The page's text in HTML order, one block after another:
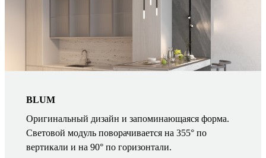
BLUM
Оригинальный дизайн и запоминающаяся форма.
Световой модуль поворачивается на 355° по
вертикали и на 90° по горизонтали.